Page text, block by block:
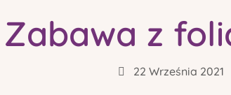
Zabawa z
22 Września 2021